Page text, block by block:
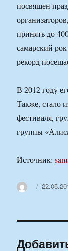
посвящен
принять до
самарский
рекорд
В 2012 году
Также, стало
фестиваля,
группы
Источник:
Автор